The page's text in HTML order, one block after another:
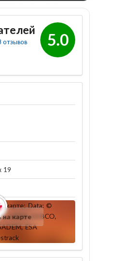
5.0
отзывов
19
карте